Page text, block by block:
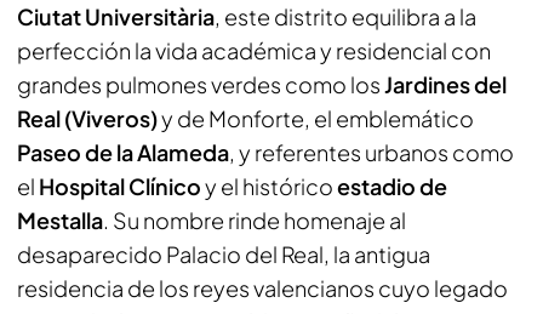
Ciutat Universitària, este distrito equilibra a la
perfección la vida académica y residencial con
grandes pulmones verdes como losJardines del
Real (Viveros)y de Monforte, el emblemático
Paseo de la Alameda, y referentes urbanos como
el Hospital Clínicoy el históricoestadio de
Mestalla. Su nombre rinde homenaje al
desaparecido Palacio del Real, la antigua
residencia de los reyes valencianos cuyo legado